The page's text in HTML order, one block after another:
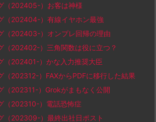
202405-）お客は神様
202404-）有線イヤホン最強
202403-）オンプレ回帰の理由
202402-）三角関数は役に立つ？
202401-）かな入力推奨大臣
202312-）FAXからPDFに移行した結果
202311-）Grokがまもなく公開
202310-）電話恐怖症
202309-）最終出社日ポスト